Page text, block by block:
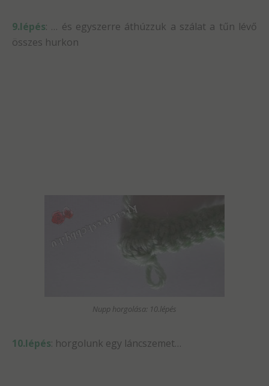
9.lépés: … és egyszerre áthúzzuk a szálat a tűn lévő
összes hurkon
Nupp horgolása: 10.lépés
10.lépés: horgolunk egy láncszemet…